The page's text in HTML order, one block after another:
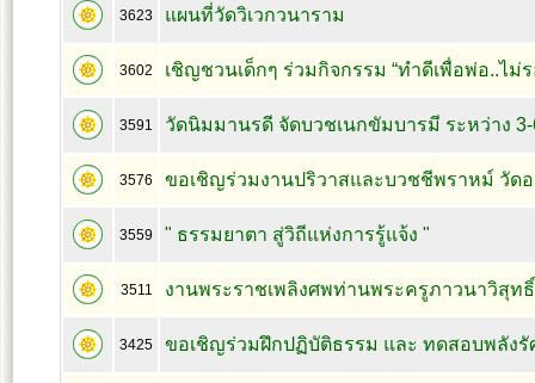
3623 แผนที่วัดวิเวกวนาราม
3602 เชิญชวนเด็กๆ ร่วมกิจกรรม “ทำดีเพื่อพ่อ..ไม่ร
3591 วัดนิมมานรดี จัดบวชเนกขัมบารมี ระหว่าง 3-
3576 ขอเชิญร่วมงานปริวาสและบวชชีพราหม์ วัด
3559 " ธรรมยาตา สู่วิถีแห่งการรู้แจ้ง "
3511 งานพระราชเพลิงศพท่านพระครูภาวนาวิสุทธิ์
3425 ขอเชิญร่วมฝึกปฏิบัติธรรม และ ทดสอบพลังรั